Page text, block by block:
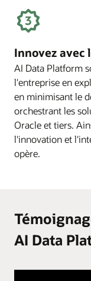
Innovez avec
AI Data Platform
l'entreprise en
en minimisant le
orchestrant les
Oracle et tiers.
l'innovation et
opère.
AI Data